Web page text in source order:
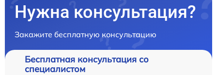
Нужна консультация?
Закажите бесплатную консультацию
Бесплатная консультация со
специалистом